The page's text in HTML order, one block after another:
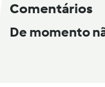
Comentários
De momento